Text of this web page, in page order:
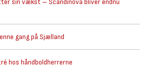
sin vækst – Scandinova bliver endnu
gang på Sjælland
hos håndboldherrerne